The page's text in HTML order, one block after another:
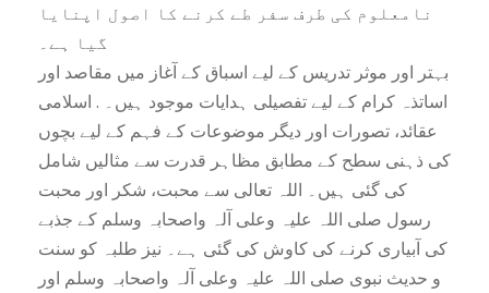
نامعلوم کی طرف سفر طے کرنے کا اصول اپنایا
گیا ہے۔
بہتر اور موثر تدریس کے لیے اسباق کے آغاز میں مقاصد اور
اساتذہ کرام کے لیے تفصیلی ہدایات موجود ہیں۔ . اسلامی
عقائد، تصورات اور دیگر موضوعات کے فہم کے لیے بچوں
کی ذہنی سطح کے مطابق مظاہر قدرت سے مثالیں شامل
کی گئی ہیں۔ اللہ تعالی سے محبت، شکر اور محبت
رسول صلی اللہ علیہ وعلی آلہ واصحابہ وسلم کے جذبے
کی آبیاری کرنے کی کاوش کی گئی ہے۔ نیز طلبہ کو سنت
و حدیث نبوی صلی اللہ علیہ وعلی آلہ واصحابہ وسلم اور